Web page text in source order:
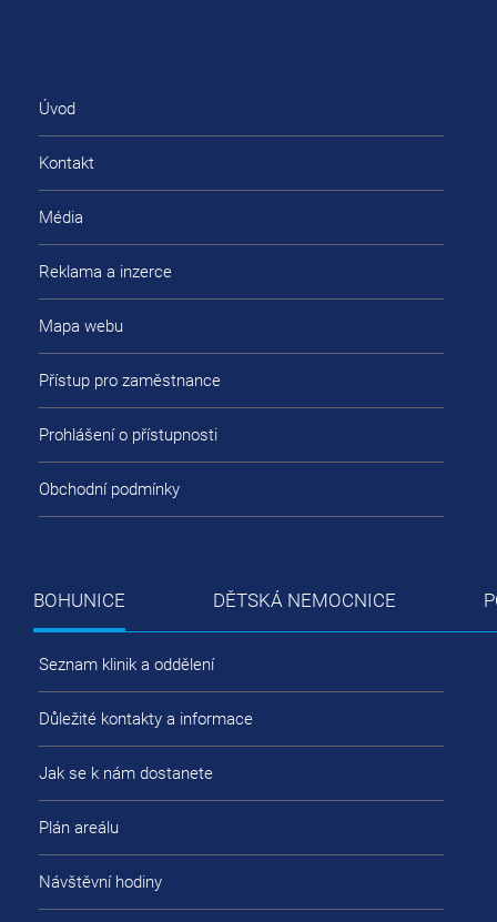
Úvod
Kontakt
Média
Reklama a inzerce
Mapa webu
Přístup pro zaměstnance
Prohlášení o přístupnosti
Obchodní podmínky
BOHUNICE DĚTSKÁ NEMOCNICE
Seznam klinik a oddělení
Důležité kontakty a informace
Jak se k nám dostanete
Plán areálu
Návštěvní hodiny